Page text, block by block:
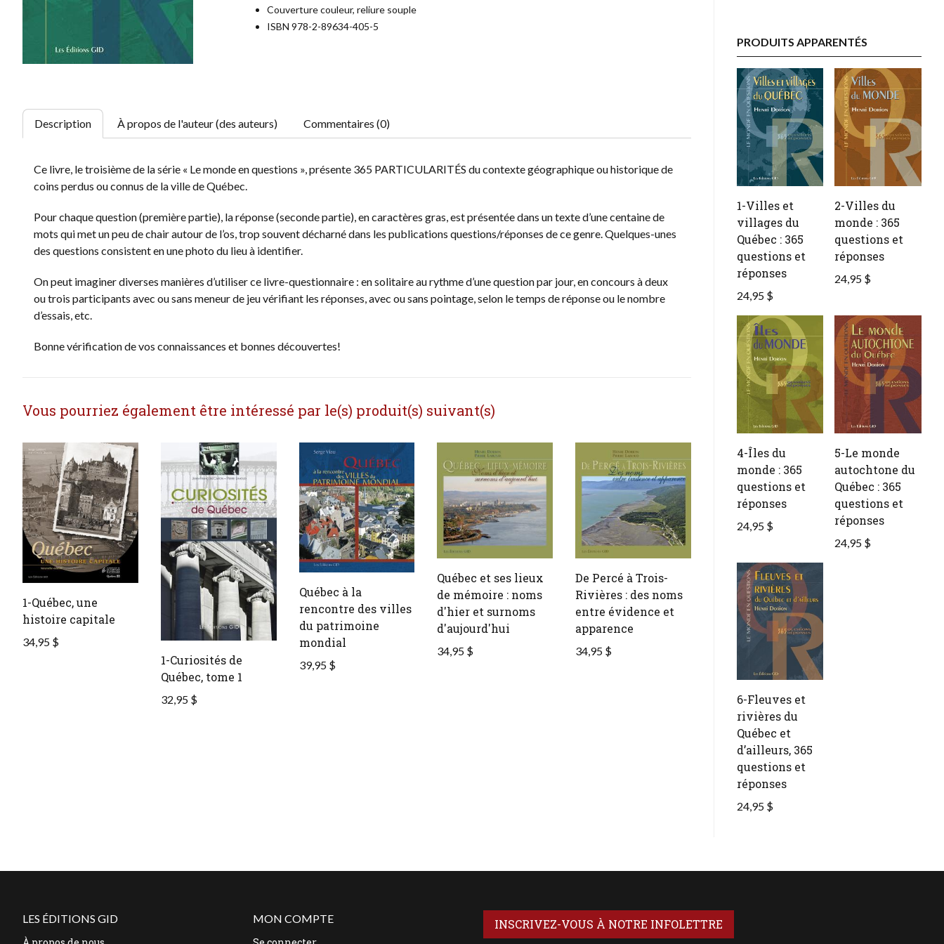
Couverture couleur, reliure souple
ISBN 978-2-89634-405-5
Description À propos de l'auteur (des auteurs) Commentaires (0)
Ce livre, le troisième de la série « Le monde en questions », présente 365 PARTICULARITÉS du contexte géographique ou historique de
coins perdus ou connus de la ville de Québec.
Pour chaque question (première partie), la réponse (seconde partie), en caractères gras, est présentée dans un texte d’une centaine de
mots qui met un peu de chair autour de l’os, trop souvent décharné dans les publications questions/réponses de ce genre. Quelques-unes
des questions consistent en une photo du lieu à identifier.
On peut imaginer diverses manières d’utiliser ce livre-questionnaire : en solitaire au rythme d’une question par jour, en concours à deux
ou trois participants avec ou sans meneur de jeu vérifiant les réponses, avec ou sans pointage, selon le temps de réponse ou le nombre
d’essais, etc.
Bonne vérification de vos connaissances et bonnes découvertes!
Vous pourriez également être intéressé par le(s) produit(s) suivant(s)
1-Québec, une
histoire capitale
34,95 $
1-Curiosités de
Québec, tome 1
32,95 $
Québec à la
rencontre des villes
du patrimoine
mondial
39,95 $
Québec et ses lieux
de mémoire : noms
d'hier et surnoms
d'aujourd'hui
34,95 $
De Percé à Trois-
Rivières : des noms
entre évidence et
apparence
34,95 $
PRODUITS APPARENTÉS
1-Villes et
villages du
Québec : 365
questions et
réponses
24,95 $
2-Villes du
monde : 365
questions et
réponses
24,95 $
4-Îles du
monde : 365
questions et
réponses
24,95 $
5-Le monde
autochtone du
Québec : 365
questions et
réponses
24,95 $
6-Fleuves et
rivières du
Québec et
d’ailleurs, 365
questions et
réponses
24,95 $
LES ÉDITIONS GID
MON COMPTE
INSCRIVEZ-VOUS À NOTRE INFOLETTRE